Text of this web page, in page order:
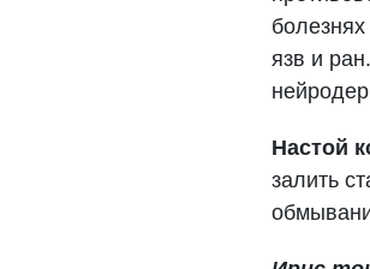
язв и
Настой
залить